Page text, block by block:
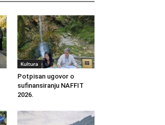
Kultura
Potpisan ugovor o
sufinansiranju NAFFIT
2026.